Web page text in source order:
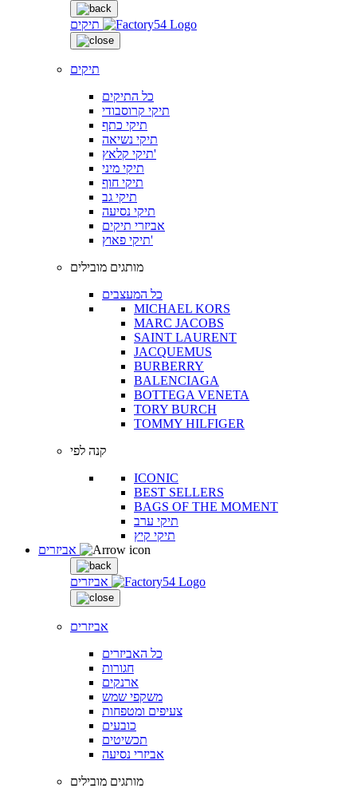
תיקים
תיקים
כל התיקים
תיקי קרוסבודי
תיקי כתף
תיקי נשיאה
תיקי קלאץ'
תיקי מיני
תיקי חוף
תיקי גב
תיקי נסיעה
אביזרי תיקים
תיקי פאוץ'
מותגים מובילים
כל המעצבים
MICHAEL KORS
MARC JACOBS
SAINT LAURENT
JACQUEMUS
BURBERRY
BALENCIAGA
BOTTEGA VENETA
TORY BURCH
TOMMY HILFIGER
קנה לפי
ICONIC
BEST SELLERS
BAGS OF THE MOMENT
תיקי ערב
תיקי קיץ
אביזרים
אביזרים
כל האביזרים
חגורות
ארנקים
משקפי שמש
צעיפים ומטפחות
כובעים
תכשיטים
אביזרי נסיעה
מותגים מובילים